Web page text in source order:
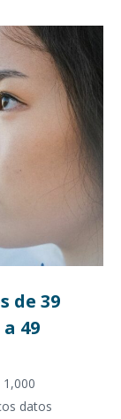
de 39
49
datos